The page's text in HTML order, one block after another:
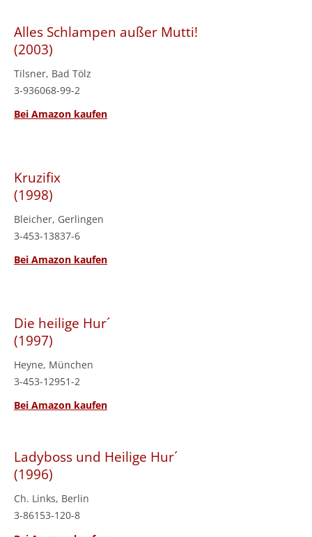
Alles Schlampen außer Mutti!
(2003)
Tilsner, Bad Tölz
3-936068-99-2
Bei Amazon kaufen
Kruzifix
(1998)
Bleicher, Gerlingen
3-453-13837-6
Bei Amazon kaufen
Die heilige Hur´
(1997)
Heyne, München
3-453-12951-2
Bei Amazon kaufen
Ladyboss und Heilige Hur´
(1996)
Ch. Links, Berlin
3-86153-120-8